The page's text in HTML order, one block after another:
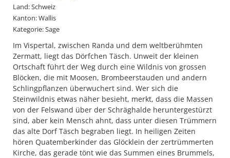
Land: Schweiz
Kanton: Wallis
Kategorie: Sage
Im Vispertal, zwischen Randa und dem weltberühmten
Zermatt, liegt das Dörfchen Täsch. Unweit der kleinen
Ortschaft führt der Weg durch eine Wildnis von grossen
Blöcken, die mit Moosen, Brom­beerstauden und andern
Schlingpflanzen überwuchert sind. Wer sich die
Steinwildnis etwas näher besieht, merkt, dass die Massen
von der Felswand über der Schräghalde heruntergestürzt
sind, aber kein Mensch ahnt, dass unter diesen Trümmern
das alte Dorf Täsch begraben liegt. In heiligen Zeiten
hören Quatemberkinder das Glöck­lein der zertrümmerten
Kirche, das gerade tönt wie das Summen eines Brummels,